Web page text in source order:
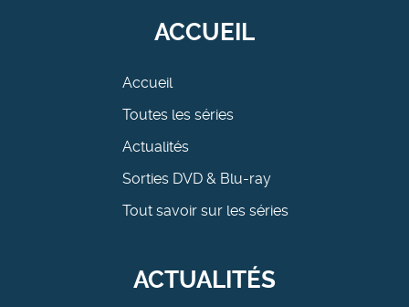
ACCUEIL
Accueil
Toutes les séries
Actualités
Sorties DVD & Blu-ray
Tout savoir sur les séries
ACTUALITÉS